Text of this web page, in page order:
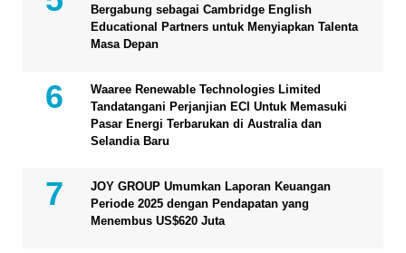
Bergabung sebagai Cambridge English
Educational Partners untuk Menyiapkan Talenta
Masa Depan
Waaree Renewable Technologies Limited
Tandatangani Perjanjian ECI Untuk Memasuki
Pasar Energi Terbarukan di Australia dan
Selandia Baru
JOY GROUP Umumkan Laporan Keuangan
Periode 2025 dengan Pendapatan yang
Menembus US$620 Juta